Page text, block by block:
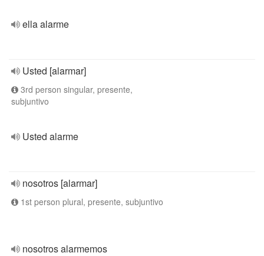
ella alarme
Usted [alarmar]
3rd person singular, presente,
subjuntivo
Usted alarme
nosotros [alarmar]
1st person plural, presente, subjuntivo
nosotros alarmemos